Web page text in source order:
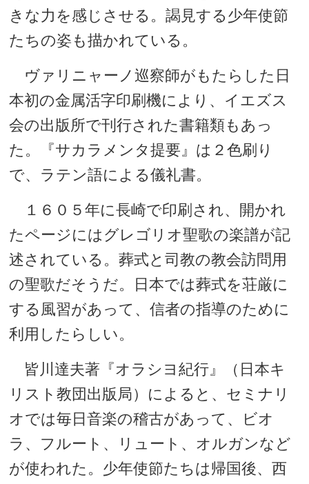
きな力を感じさせる。謁見する少年使節
たちの姿も描かれている。
ヴァリニャーノ巡察師がもたらした日
本初の金属活字印刷機により、イエズス
会の出版所で刊行された書籍類もあっ
た。『サカラメンタ提要』は２色刷り
で、ラテン語による儀礼書。
１６０５年に長崎で印刷され、開かれ
たページにはグレゴリオ聖歌の楽譜が記
述されている。葬式と司教の教会訪問用
の聖歌だそうだ。日本では葬式を荘厳に
する風習があって、信者の指導のために
利用したらしい。
皆川達夫著『オラシヨ紀行』（日本キ
リスト教団出版局）によると、セミナリ
オでは毎日音楽の稽古があって、ビオ
ラ、フルート、リュート、オルガンなど
が使われた。少年使節たちは帰国後、西